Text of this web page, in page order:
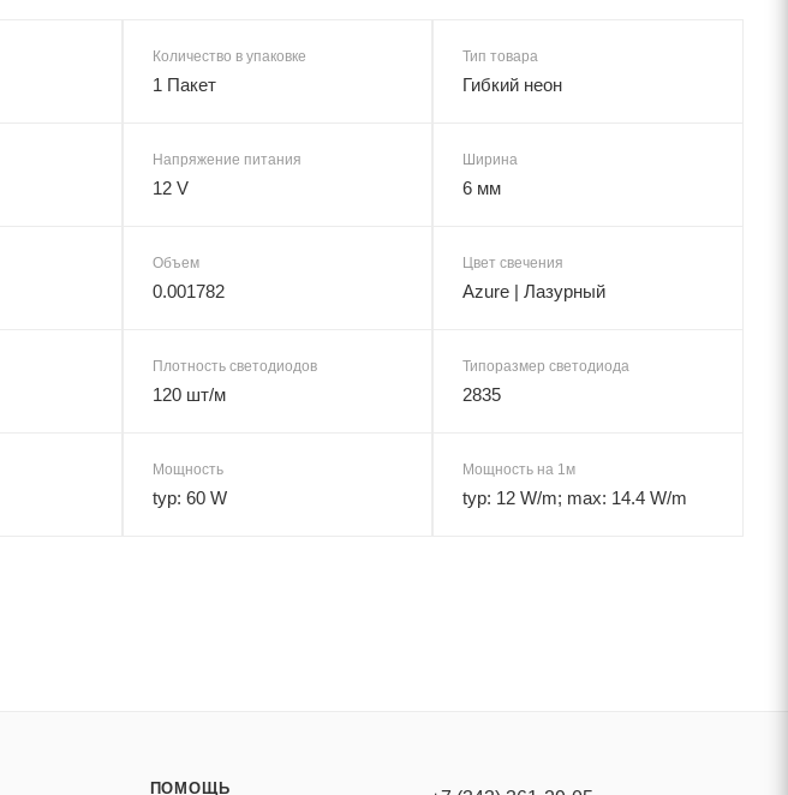
Количество в упаковке
1 Пакет
Тип товара
Гибкий неон
Напряжение питания
12 V
Ширина
6 мм
Объем
0.001782
Цвет свечения
Azure | Лазурный
Плотность светодиодов
120 шт/м
Типоразмер светодиода
2835
Мощность
typ: 60 W
Мощность на 1м
typ: 12 W/m; max: 14.4 W/m
ПОМОЩЬ